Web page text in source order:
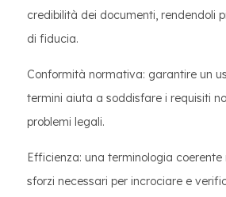
credibilità dei documenti, rendendoli
di fiducia.
Conformità normativa: garantire un
termini aiuta a soddisfare i requisiti
problemi legali.
Efficienza: una terminologia
sforzi necessari per incrociare e